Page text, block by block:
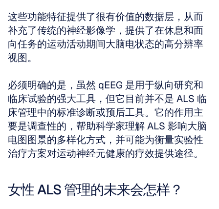
这些功能特征提供了很有价值的数据层，从而
补充了传统的神经影像学，提供了在休息和面
向任务的运动活动期间大脑电状态的高分辨率
视图。
必须明确的是，虽然 qEEG 是用于纵向研究和
临床试验的强大工具，但它目前并不是 ALS 临
床管理中的标准诊断或预后工具。它的作用主
要是调查性的，帮助科学家理解 ALS 影响大脑
电图图景的多样化方式，并可能为衡量实验性
治疗方案对运动神经元健康的疗效提供途径。
女性 ALS 管理的未来会怎样？